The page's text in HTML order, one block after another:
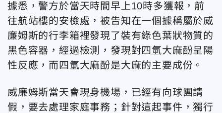
據悉，警方於當天時間早上10時多獲報，前
往航站樓的安檢處，被告知在一個據稱屬於威
廉姆斯的行李箱裡發現了裝有綠色葉狀物質的
黑色容器，經過檢測，發現對四氫大麻酚呈陽
性反應，而四氫大麻酚是大麻的主要成份。
威廉姆斯當天會現身機場，已經有向球團請
假，要去處理家庭事務；針對這起事件，獨行